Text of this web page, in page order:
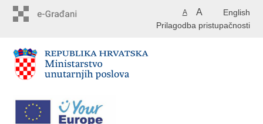
English
A A
Prilagodba pristupačnosti